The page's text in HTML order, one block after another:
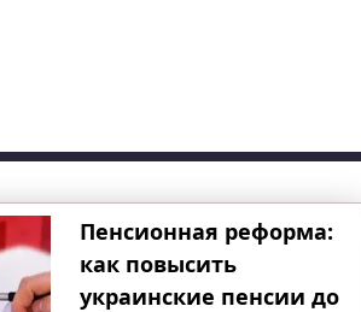
Пенсионная реформа:
как повысить
украинские пенсии до